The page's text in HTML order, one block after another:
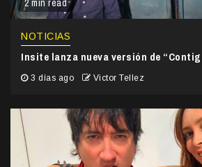
2 min read
NOTICIAS
Insite lanza nueva versión de
3 días ago Victor Tellez